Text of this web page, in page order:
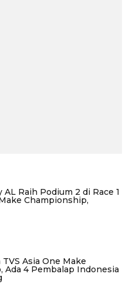
Raih Podium 2 di Race 1
Championship,
Asia One Make
Ada 4 Pembalap Indonesia